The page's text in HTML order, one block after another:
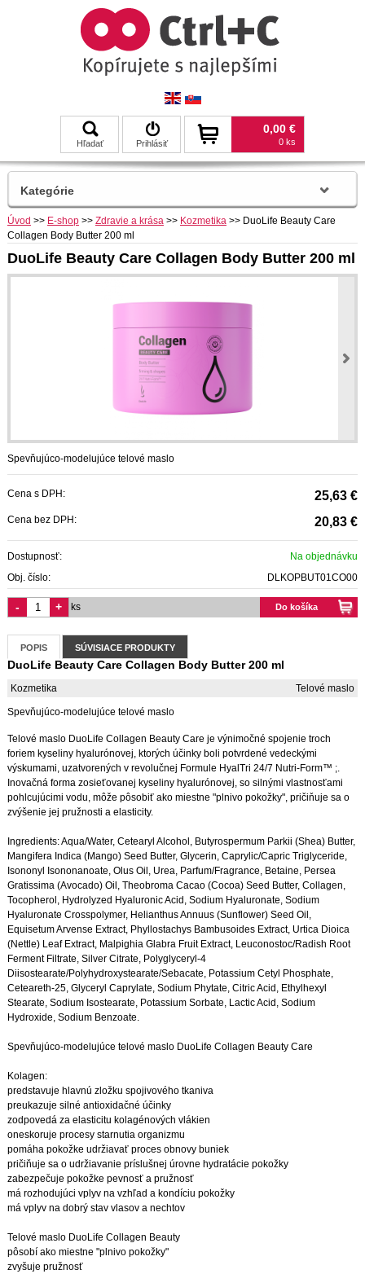
Hľadať Prihlásiť
0,00 €
0 ks
Úvod >> E-shop >> Zdravie a krása >> Kozmetika >> DuoLife Beauty Care
Collagen Body Butter 200 ml
DuoLife Beauty Care Collagen Body Butter 200 ml
Spevňujúco-modelujúce telové maslo
Cena s DPH: 25,63 €
Cena bez DPH: 20,83 €
Dostupnosť:
Na objednávku
Obj. číslo:
DLKOPBUT01CO00
Do košíka
- + ks
POPIS SÚVISIACE PRODUKTY
DuoLife Beauty Care Collagen Body Butter 200 ml
Kozmetika Telové maslo
Spevňujúco-modelujúce telové maslo
Telové maslo DuoLife Collagen Beauty Care je výnimočné spojenie troch
foriem kyseliny hyalurónovej, ktorých účinky boli potvrdené vedeckými
výskumami, uzatvorených v revolučnej Formule HyalTri 24/7 Nutri-Form™ ;.
Inovačná forma zosieťovanej kyseliny hyalurónovej, so silnými vlastnosťami
pohlcujúcimi vodu, môže pôsobiť ako miestne "plnivo pokožky", pričiňuje sa o
zvýšenie jej pružnosti a elasticity.
Ingredients: Aqua/Water, Cetearyl Alcohol, Butyrospermum Parkii (Shea) Butter,
Mangifera Indica (Mango) Seed Butter, Glycerin, Caprylic/Capric Triglyceride,
Isononyl Isononanoate, Olus Oil, Urea, Parfum/Fragrance, Betaine, Persea
Gratissima (Avocado) Oil, Theobroma Cacao (Cocoa) Seed Butter, Collagen,
Tocopherol, Hydrolyzed Hyaluronic Acid, Sodium Hyaluronate, Sodium
Hyaluronate Crosspolymer, Helianthus Annuus (Sunflower) Seed Oil,
Equisetum Arvense Extract, Phyllostachys Bambusoides Extract, Urtica Dioica
(Nettle) Leaf Extract, Malpighia Glabra Fruit Extract, Leuconostoc/Radish Root
Ferment Filtrate, Silver Citrate, Polyglyceryl-4
Diisostearate/Polyhydroxystearate/Sebacate, Potassium Cetyl Phosphate,
Ceteareth-25, Glyceryl Caprylate, Sodium Phytate, Citric Acid, Ethylhexyl
Stearate, Sodium Isostearate, Potassium Sorbate, Lactic Acid, Sodium
Hydroxide, Sodium Benzoate.
Spevňujúco-modelujúce telové maslo DuoLife Collagen Beauty Care
Kolagen:
predstavuje hlavnú zložku spojivového tkaniva
preukazuje silné antioxidačné účinky
zodpovedá za elasticitu kolagénových vlákien
oneskoruje procesy starnutia organizmu
pomáha pokožke udržiavať proces obnovy buniek
pričiňuje sa o udržiavanie príslušnej úrovne hydratácie pokožky
zabezpečuje pokožke pevnosť a pružnosť
má rozhodujúci vplyv na vzhľad a kondíciu pokožky
má vplyv na dobrý stav vlasov a nechtov
Telové maslo DuoLife Collagen Beauty
pôsobí ako miestne "plnivo pokožky"
zvyšuje pružnosť
Kategórie